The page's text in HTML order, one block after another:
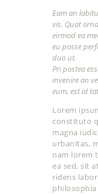
Eam an
vis. Quot
eirmod ea
eu posse
duo ut.
Pri postea
invenire an
eum, est id
Lorem
constituto
magna
urbanitas,
nam lorem
ea sed, sit
ridens